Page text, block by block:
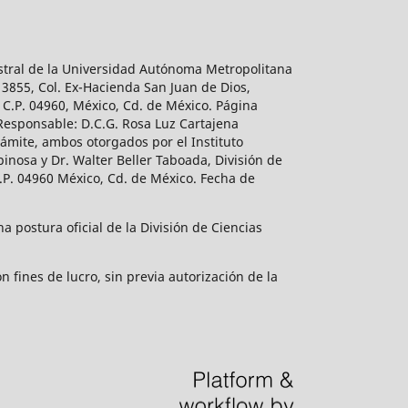
de la Universidad Autónoma Metropolitana
Col. Ex-Hacienda San Juan de Dios,
04960, México, Cd. de México. Página
D.C.G. Rosa Luz Cartajena
ambos otorgados por el Instituto
y Dr. Walter Beller Taboada, División de
04960 México, Cd. de México. Fecha de
postura oficial de la División de Ciencias
fines de lucro, sin previa autorización de la